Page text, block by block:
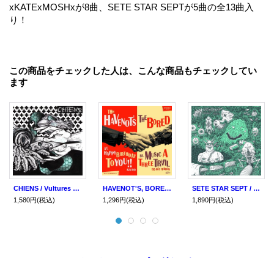
xKATExMOSHxが8曲、SETE STAR SEPTが5曲の全13曲入
り！
この商品をチェックした人は、こんな商品もチェックしてい
ます
CHIENS / Vultures are our future (10") Bones brigade/I feel good
1,580円(税込)
HAVENOT'S, BORED / split (7ep+cd) Star jets
1,296円(税込)
SETE STAR SEPT / Beast world (Lp) Sphc
1,890円(税込)